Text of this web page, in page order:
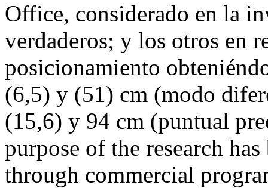
Office, considerado en la
verdaderos; y los otros en
posicionamiento
(6,5) y (51) cm (modo
(15,6) y 94 cm (puntual
purpose of the research
through commercial